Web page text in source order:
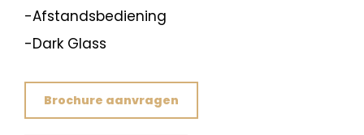
-Afstandsbediening
-Dark Glass
Brochure aanvragen